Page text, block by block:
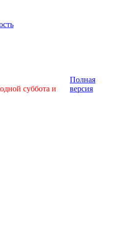
суббота и
Полная
версия